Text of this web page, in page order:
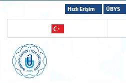
Hızlı Erişim ÜBYS